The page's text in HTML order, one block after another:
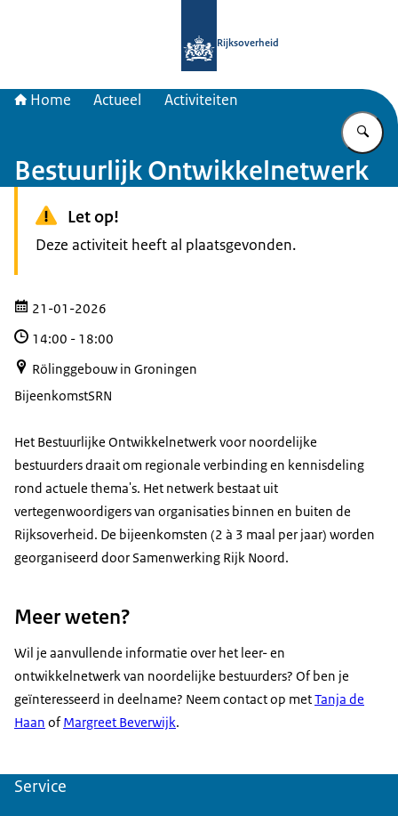
Rijksoverheid
Home Actueel Activiteiten
Bestuurlijk Ontwikkelnetwerk
Let op!
Deze activiteit heeft al plaatsgevonden.
21-01-2026
14:00 - 18:00
Rölinggebouw in Groningen
BijeenkomstSRN
Het Bestuurlijke Ontwikkelnetwerk voor noordelijke
bestuurders draait om regionale verbinding en kennisdeling
rond actuele thema's. Het netwerk bestaat uit
vertegenwoordigers van organisaties binnen en buiten de
Rijksoverheid. De bijeenkomsten (2 à 3 maal per jaar) worden
georganiseerd door Samenwerking Rijk Noord.
Meer weten?
Wil je aanvullende informatie over het leer- en
ontwikkelnetwerk van noordelijke bestuurders? Of ben je
geïnteresseerd in deelname? Neem contact op metTanja de
Haan ofMargreet Beverwijk.
Service